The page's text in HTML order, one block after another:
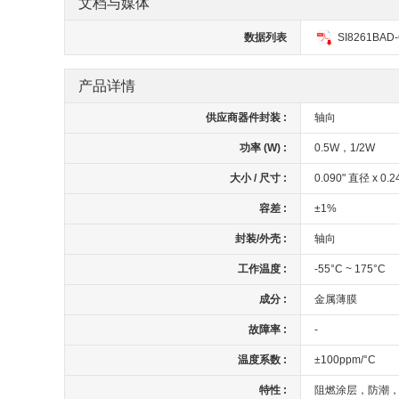
文档与媒体
数据列表
产品详情
供应商器件封装 : 轴向
功率 (W) : 0.5W，1/2W
大小 / 尺寸 : 0.090" 直径 x
容差 : ±1%
封装/外壳 : 轴向
工作温度 : -55°C ~ 175°C
成分 : 金属薄膜
故障率 : -
温度系数 : ±100ppm/°C
特性 : 阻燃涂层，防潮